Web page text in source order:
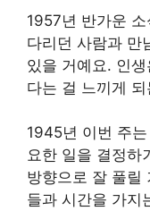
1957년 반가운
다리던 사람과 만
있을 거예요. 인
다는 걸 느끼게
1945년 이번 주
요한 일을 결정하
방향으로 잘 풀릴
들과 시간을 가지